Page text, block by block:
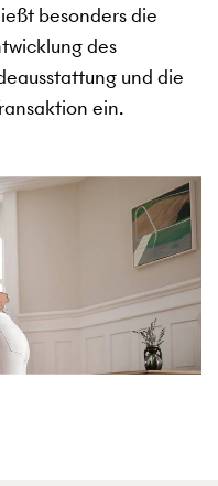
besonders die
des
und die
ein.